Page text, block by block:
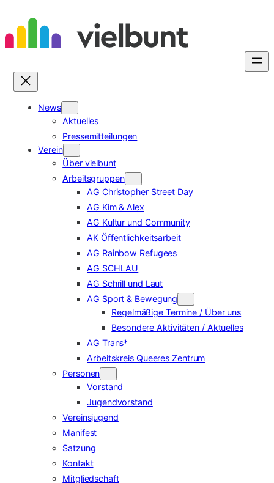
Inhalt
springen
News
Aktuelles
Pressemitteilungen
Verein
Über vielbunt
Arbeitsgruppen
AG Christopher Street Day
AG Kim & Alex
AG Kultur und Community
AK Öffentlichkeitsarbeit
AG Rainbow Refugees
AG SCHLAU
AG Schrill und Laut
AG Sport & Bewegung
Regelmäßige Termine / Über uns
Besondere Aktivitäten / Aktuelles
AG Trans*
Arbeitskreis Queeres Zentrum
Personen
Vorstand
Jugendvorstand
Vereinsjugend
Manifest
Satzung
Kontakt
Mitgliedschaft